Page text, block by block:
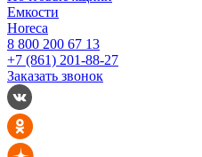
Емкости
Horeca
8 800 200 67 13
+7 (861) 201-88-27
Заказать звонок